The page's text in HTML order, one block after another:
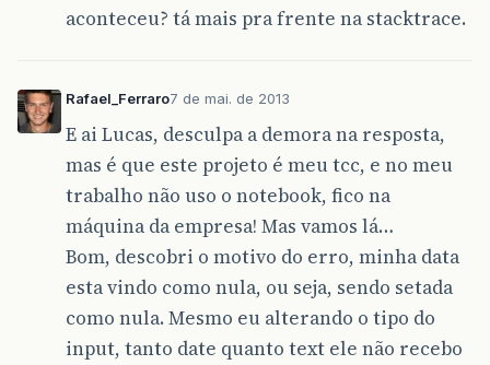
aconteceu? tá mais pra frente na stacktrace.
Rafael_Ferraro7 de mai. de 2013
E ai Lucas, desculpa a demora na resposta,
mas é que este projeto é meu tcc, e no meu
trabalho não uso o notebook, fico na
máquina da empresa! Mas vamos lá…
Bom, descobri o motivo do erro, minha data
esta vindo como nula, ou seja, sendo setada
como nula. Mesmo eu alterando o tipo do
input, tanto date quanto text ele não recebo